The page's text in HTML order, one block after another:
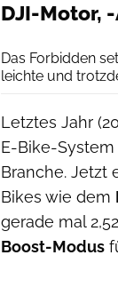
DJI-Motor,
Das Forbidden
leichte und
Letztes Jahr
E-Bike-
Branche. Jetzt
Bikes wie dem
gerade mal
Boost-Modus